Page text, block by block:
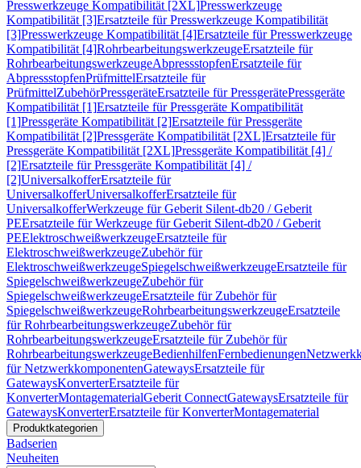
Presswerkzeuge Kompatibilität [2XL]Presswerkzeuge
Kompatibilität [3]Ersatzteile für Presswerkzeuge Kompatibilität
[3]Presswerkzeuge Kompatibilität [4]Ersatzteile für Presswerkzeuge
Kompatibilität [4]RohrbearbeitungswerkzeugeErsatzteile für
RohrbearbeitungswerkzeugeAbpressstopfenErsatzteile für
AbpressstopfenPrüfmittelErsatzteile für
PrüfmittelZubehörPressgeräteErsatzteile für PressgerätePressgeräte
Kompatibilität [1]Ersatzteile für Pressgeräte Kompatibilität
[1]Pressgeräte Kompatibilität [2]Ersatzteile für Pressgeräte
Kompatibilität [2]Pressgeräte Kompatibilität [2XL]Ersatzteile für
Pressgeräte Kompatibilität [2XL]Pressgeräte Kompatibilität [4] /
[2]Ersatzteile für Pressgeräte Kompatibilität [4] /
[2]UniversalkofferErsatzteile für
UniversalkofferUniversalkofferErsatzteile für
UniversalkofferWerkzeuge für Geberit Silent-db20 / Geberit
PEErsatzteile für Werkzeuge für Geberit Silent-db20 / Geberit
PEElektroschweißwerkzeugeErsatzteile für
ElektroschweißwerkzeugeZubehör für
ElektroschweißwerkzeugeSpiegelschweißwerkzeugeErsatzteile für
SpiegelschweißwerkzeugeZubehör für
SpiegelschweißwerkzeugeErsatzteile für Zubehör für
SpiegelschweißwerkzeugeRohrbearbeitungswerkzeugeErsatzteile
für RohrbearbeitungswerkzeugeZubehör für
RohrbearbeitungswerkzeugeErsatzteile für Zubehör für
RohrbearbeitungswerkzeugeBedienhilfenFernbedienungen
für NetzwerkkomponentenGatewaysErsatzteile für
GatewaysKonverterErsatzteile für
KonverterMontagematerialGeberit ConnectGatewaysErsatzteile für
GatewaysKonverterErsatzteile für KonverterMontagematerial
Produktkategorien
Badserien
Neuheiten